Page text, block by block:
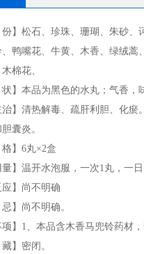
松石、珍珠、珊瑚、朱砂、
鸭嘴花、牛黄、木香、绿绒蒿
棉花、
本品为黑色的水丸；气香，
治】清热解毒、疏肝利胆、化
囊炎。
】6丸×2盒
量】温开水泡服，一次1丸，一日
应】尚不明确
】尚不明确。
项】1、本品含木香马兜铃药材
】密闭。